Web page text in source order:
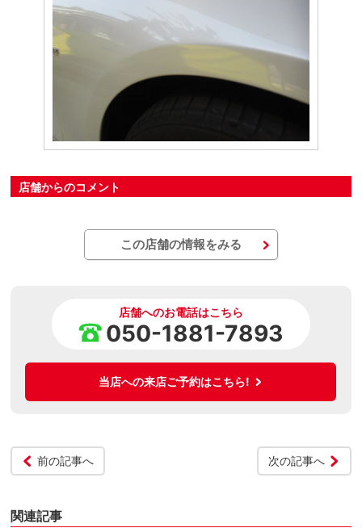
店舗からのコメント
この店舗の情報をみる
店舗へのお電話はこちら
050-1881-7893
当店への来店ご予約はこちら!
前の記事へ 次の記事へ
関連記事